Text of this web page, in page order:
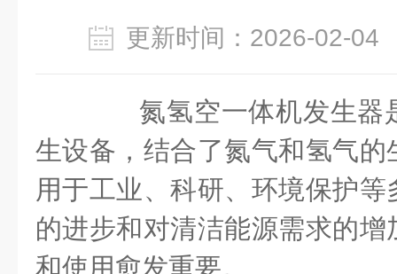
更新时间：2026-02-
氮氢空一体机发生器
生设备，结合了氮气和氢气
用于工业、科研、环境保护
的进步和对清洁能源需求的
和使用愈发重要。